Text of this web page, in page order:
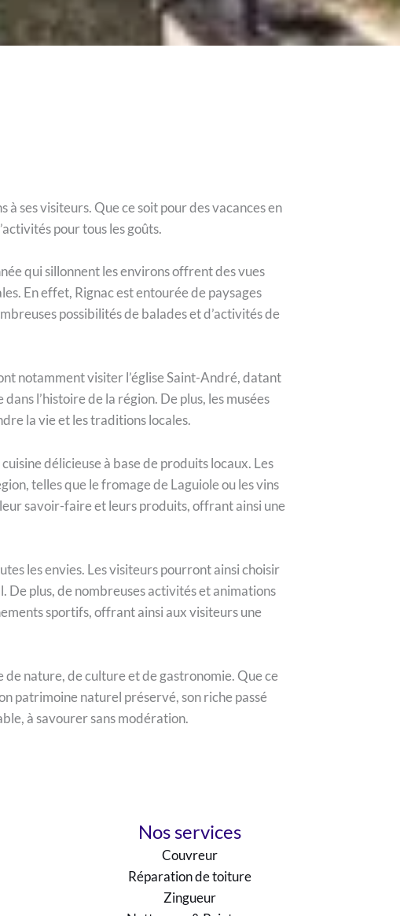
ses visiteurs. Que ce soit pour des vacances en
pour tous les goûts.
qui sillonnent les environs offrent des vues
En effet, Rignac est entourée de paysages
possibilités de balades et d’activités de
notamment visiter l’église Saint-André, datant
l’histoire de la région. De plus, les musées
la vie et les traditions locales.
délicieuse à base de produits locaux. Les
telles que le fromage de Laguiole ou les vins
savoir-faire et leurs produits, offrant ainsi une
les envies. Les visiteurs pourront ainsi choisir
De plus, de nombreuses activités et animations
sportifs, offrant ainsi aux visiteurs une
nature, de culture et de gastronomie. Que ce
patrimoine naturel préservé, son riche passé
à savourer sans modération.
Nos services
Couvreur
Réparation de toiture
Zingueur